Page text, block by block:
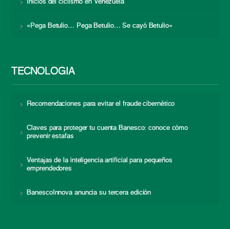
Inicios del ciclismo en Venezuela
«Pega Betulio… Pega Betulio… Se cayó Betulio»
TECNOLOGÍA
Recomendaciones para evitar el fraude cibernético
Claves para proteger tu cuenta Banesco: conoce cómo
prevenir estafas
Ventajas de la inteligencia artificial para pequeños
emprendedores
BanescoInnova anuncia su tercera edición